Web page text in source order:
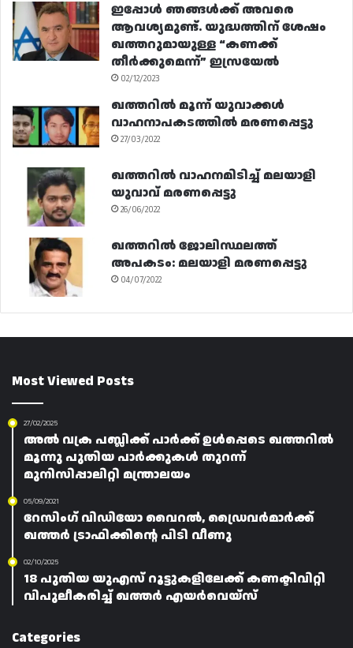
ഇപ്പോൾ ഞങ്ങൾക്ക് അവരെ
ആവശ്യമുണ്ട്. യുദ്ധത്തിന് ശേഷം
ഖത്തറുമായുള്ള “കണക്ക്
തീർക്കുമെന്ന്” ഇസ്രയേൽ
02/12/2023
ഖത്തറിൽ മൂന്ന് യുവാക്കൾ
വാഹനാപകടത്തിൽ മരണപ്പെട്ടു
27/03/2022
ഖത്തറിൽ വാഹനമിടിച്ച് മലയാളി
യുവാവ് മരണപ്പെട്ടു
26/06/2022
ഖത്തറിൽ ജോലിസ്ഥലത്ത്
അപകടം: മലയാളി മരണപ്പെട്ടു
04/07/2022
Most Viewed Posts
27/02/2025
അൽ വക്ര പബ്ലിക്ക് പാർക്ക് ഉൾപ്പെടെ ഖത്തറിൽ
മൂന്നു പുതിയ പാർക്കുകൾ തുറന്ന്
മുനിസിപ്പാലിറ്റി മന്ത്രാലയം
05/09/2021
റേസിംഗ് വിഡിയോ വൈറൽ, ഡ്രൈവർമാർക്ക്
ഖത്തർ ട്രാഫിക്കിന്റെ പിടി വീണു
02/10/2025
18 പുതിയ യുഎസ് റൂട്ടുകളിലേക്ക് കണക്ടിവിറ്റി
വിപുലീകരിച്ച് ഖത്തർ എയർവെയ്സ്
Categories